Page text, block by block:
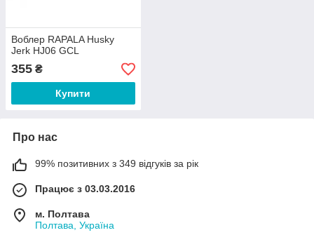
Воблер RAPALA Husky
Jerk HJ06 GCL
355 ₴
Купити
Про нас
99% позитивних з 349 відгуків за рік
Працює з 03.03.2016
м. Полтава
Полтава, Україна